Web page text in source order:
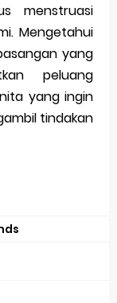
menstruasi
Mengetahui
yang
peluang
yang ingin
tindakan